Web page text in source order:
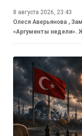
8 августа 2026, 23:43
Олеся Аверьянова ,
«Аргументы недели».